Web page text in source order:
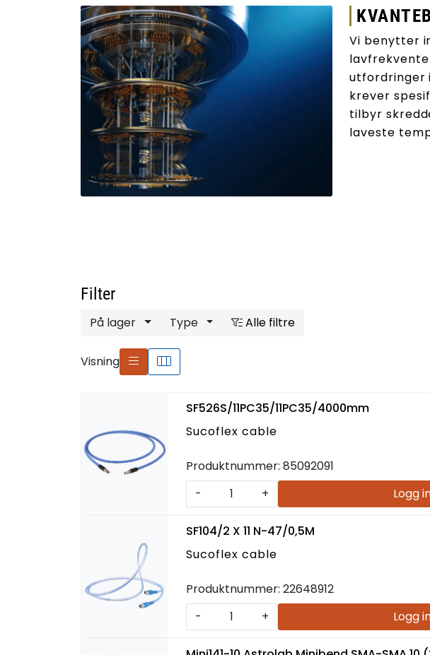
Vi benytter
utfordringer
krever
tilbyr
laveste
Filter
På lager Type Alle filtre
Visning
SF526S/11PC35/11PC35/4000mm
Sucoflex cable
Produktnummer: 85092091
- + Logg
SF104/2 X 11 N-47/0,5M
Sucoflex cable
Produktnummer: 22648912
- + Logg